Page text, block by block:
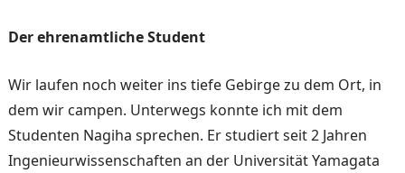
Der ehrenamtliche Student
Wir laufen noch weiter ins tie­fe Gebirge zu dem Ort, in
dem wir campen. Unterwegs konn­te ich mit dem
Studenten Nagiha sprechen. Er studiert seit 2 Jahren
Ingenieurwissen­schaften an der Universität Yamagata